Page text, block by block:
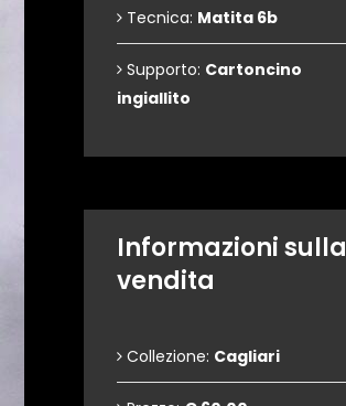
Tecnica: Matita 6b
Supporto: Cartoncino
ingiallito
Informazioni sulla
vendita
Collezione: Cagliari